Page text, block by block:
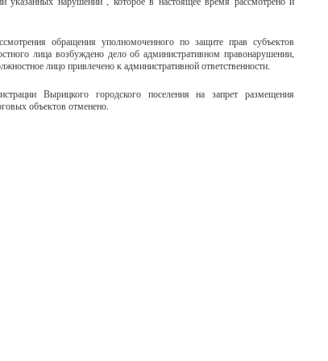
обращения уполномоченного по защите прав субъектов
лица возбуждено дело об административном правонарушении,
лицо привлечено к административной ответственности.
Вырицкого городского поселения на запрет размещения
объектов отменено.